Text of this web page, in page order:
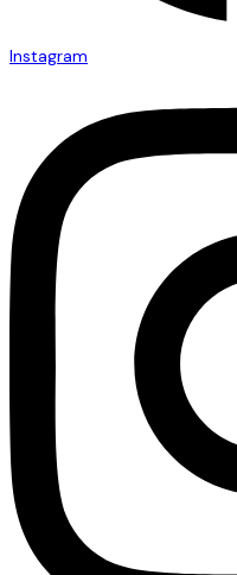
Instagram